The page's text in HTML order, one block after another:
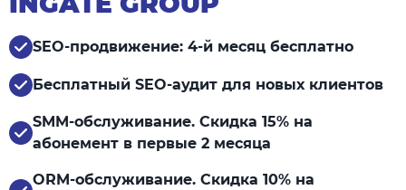
SEO-продвижение: 4-й месяц бесплатно
Бесплатный SEO-аудит для новых клиентов
SMM-обслуживание. Скидка 15% на
абонемент в первые 2 месяца
ORM-обслуживание. Скидка 10% на